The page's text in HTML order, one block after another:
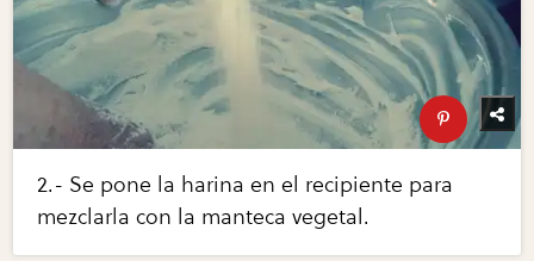
2.- Se pone la harina en el recipiente para
mezclarla con la manteca vegetal.